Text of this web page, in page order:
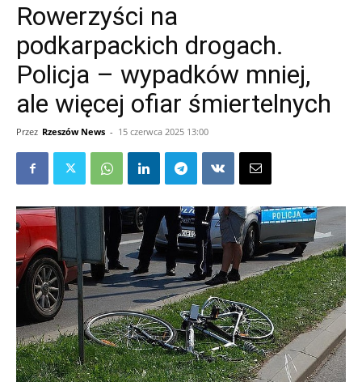
Rowerzyści na
podkarpackich drogach.
Policja – wypadków mniej,
ale więcej ofiar śmiertelnych
Przez Rzeszów News - 15 czerwca 2025 13:00